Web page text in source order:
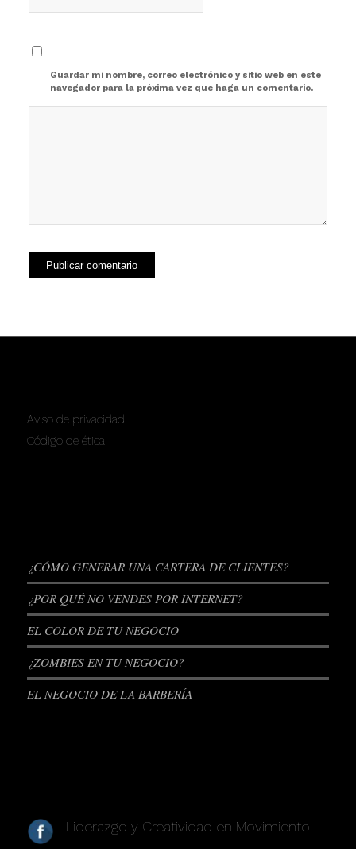
Guardar mi nombre, correo electrónico y sitio web en este
navegador para la próxima vez que haga un comentario.
Aviso de privacidad
Código de ética
¿CÓMO GENERAR UNA CARTERA DE CLIENTES?
¿POR QUÉ NO VENDES POR INTERNET?
EL COLOR DE TU NEGOCIO
¿ZOMBIES EN TU NEGOCIO?
EL NEGOCIO DE LA BARBERÍA
Liderazgo y Creatividad en Movimiento